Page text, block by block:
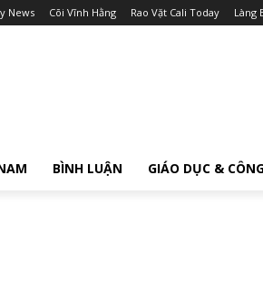
News Cõi Vĩnh Hằng Rao Vặt Cali Today Làng
BÌNH LUẬN GIÁO DỤC &